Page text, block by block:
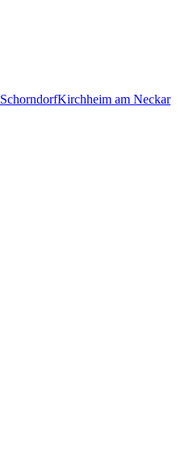
SchorndorfKirchheim am Neckar